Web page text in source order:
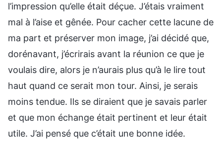
l’impression qu’elle était déçue. J’étais vraiment
mal à l’aise et gênée. Pour cacher cette lacune de
ma part et préserver mon image, j’ai décidé que,
dorénavant, j’écrirais avant la réunion ce que je
voulais dire, alors je n’aurais plus qu’à le lire tout
haut quand ce serait mon tour. Ainsi, je serais
moins tendue. Ils se diraient que je savais parler
et que mon échange était pertinent et leur était
utile. J’ai pensé que c’était une bonne idée.